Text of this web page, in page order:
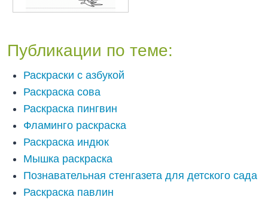
Публикации по теме:
Раскраски с азбукой
Раскраска сова
Раскраска пингвин
Фламинго раскраска
Раскраска индюк
Мышка раскраска
Познавательная стенгазета для детского сада
Раскраска павлин